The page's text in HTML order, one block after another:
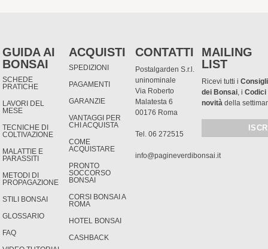
GUIDA AI
BONSAI
SCHEDE
PRATICHE
LAVORI DEL
MESE
TECNICHE DI
COLTIVAZIONE
MALATTIE E
PARASSITI
METODI DI
PROPAGAZIONE
STILI BONSAI
GLOSSARIO
FAQ
ACQUISTI
SPEDIZIONI
PAGAMENTI
GARANZIE
VANTAGGI PER
CHI ACQUISTA
COME
ACQUISTARE
PRONTO
SOCCORSO
BONSAI
CORSI BONSAI A
ROMA
HOTEL BONSAI
CASHBACK
CONTATTI
Postalgarden S.r.l.
uninominale
Via Roberto
Malatesta 6
00176 Roma
Tel. 06 272515
info@pagineverdibonsai.it
MAILING
LIST
Ricevi tutti i
dei Bonsai , iCodici
novità della